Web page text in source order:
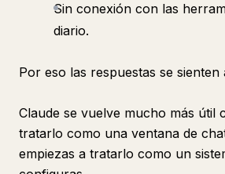
Sin conexión con las
diario.
Por eso las respuestas se sienten
Claude se vuelve mucho más útil
tratarlo como una ventana de
empiezas a tratarlo como un